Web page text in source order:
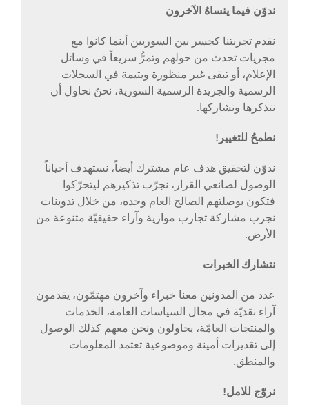
ندوّن فيما ينساهُ الآخرون
نقدم تجربتنا كجسر بين السوريين أينما كانوا مع
مجريات تحدث من حولهم وتمرُّ سريعاً في وسائل
الإعلام، أو تبقى غير منظورة ويتيمة في السجلات
الرسمية والجريدة الرسمية السورية، نحنُ نحاول أن
نتذكرها ونشاركها.
نطمحُ للتغيير!
ندوّن لتحقيق هدف عام مشترك أيضاً، نستهدف أحياناً
الوصول لصانعي القرار، نجرّب تذكيرهم ليتحرّكوا
فتكون بوصلتهم الصالح العام وحده، من خلال تدوينات
نجرب مشاركة تجارب موازية وآراء حقيقيّة متنوعة من
الأرض.
نتشارك الخبرات
عدد من المدونين معنا خبراء وآخرون مهتمّون، يقدمون
آراء نقديّة في مجال السياسات العامة، الخدمات
والمنتجات العامّة، يحاولون ونحن معهم كذلك الوصول
إلى تقديرات أمينة وموضوعية تعتمد المعلومات
والمنطق.
نروّج للامل!